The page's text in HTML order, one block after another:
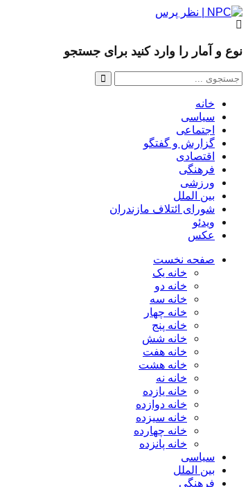
نوع و آمار را وارد کنید برای جستجو
خانه
سیاسی
اجتماعی
گزارش و گفتگو
اقتصادی
فرهنگی
ورزشی
بین الملل
شورای ائتلاف مازندران
ویدئو
عکس
صفحه نخست
خانه یک
خانه دو
خانه سه
خانه چهار
خانه پنج
خانه شش
خانه هفت
خانه هشت
خانه نه
خانه یازده
خانه دوازده
خانه سیزده
خانه چهارده
خانه پانزده
سیاسی
بین الملل
فرهنگی